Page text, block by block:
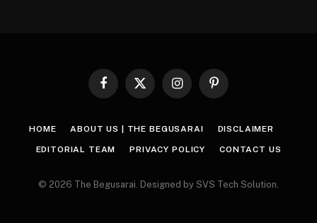
Facebook
X
InstagramPinterest
HOME ABOUT US | THE BEGUSARAI DISCLAIMER
EDITORIAL TEAM PRIVACY POLICY CONTACT US
© 2026 The Begusarai. Designed by SVS Tech Solution.